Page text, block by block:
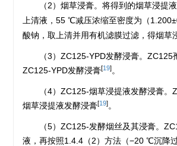
（2）烟草浸膏。将得到的烟草浸
上清液，55 ℃减压浓缩至密度为（
酸钠，取上清并用有机滤膜过滤，得烟草
（3）ZC125-YPD发酵浸膏。
ZC125-YPD发酵浸膏[19]。
（4）ZC125-烟草浸提液发酵浸膏
烟草浸提液发酵浸膏[19]。
（5）ZC125-发酵烟丝及其浸膏。
液，再按照1.4.4（2）方法（−20 ℃沉降